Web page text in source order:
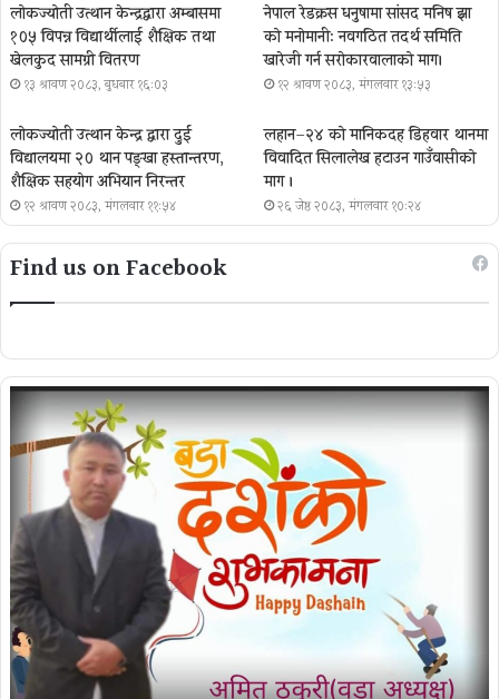
लोकज्योती उत्थान केन्द्रद्वारा अम्बासमा
१०५ विपन्न विद्यार्थीलाई शैक्षिक तथा
खेलकुद सामग्री वितरण
१३ श्रावण २०८३, बुधबार १६:०३
नेपाल रेडक्रस धनुषामा सांसद मनिष झा
को मनोमानी: नवगठित तदर्थ समिति
खारेजी गर्न सरोकारवालाको माग।
१२ श्रावण २०८३, मंगलवार १३:५३
लोकज्योती उत्थान केन्द्र द्वारा दुई
विद्यालयमा २० थान पङ्खा हस्तान्तरण,
शैक्षिक सहयोग अभियान निरन्तर
१२ श्रावण २०८३, मंगलवार ११:५४
लहान–२४ को मानिकदह डिहवार थानमा
विवादित सिलालेख हटाउन गाउँवासीको
माग ।
२६ जेष्ठ २०८३, मंगलवार १०:२४
Find us on Facebook